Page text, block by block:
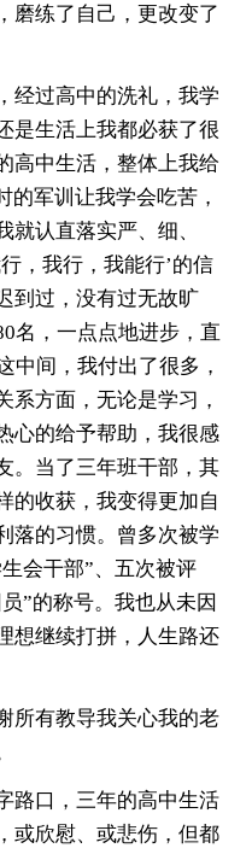
磨练了自己，更改变了
经过高中的洗礼，我学
是生活上我都必获了很
高中生活，整体上我给
的军训让我学会吃苦，
就认直落实严、细、
，我行，我能行’的信
到过，没有过无故旷
名，一点点地进步，直
中间，我付出了很多，
系方面，无论是学习，
心的给予帮助，我很感
。当了三年班干部，其
的收获，我变得更加自
落的习惯。曾多次被学
会干部”、五次被评
”的称号。我也从未因
想继续打拼，人生路还
所有教导我关心我的老
路口，三年的高中生活
或欣慰、或悲伤，但都